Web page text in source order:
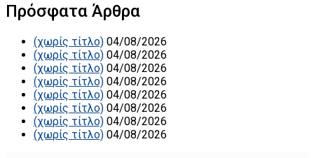
Πρόσφατα Άρθρα
(χωρίς τίτλο) 04/08/2026
(χωρίς τίτλο) 04/08/2026
(χωρίς τίτλο) 04/08/2026
(χωρίς τίτλο) 04/08/2026
(χωρίς τίτλο) 04/08/2026
(χωρίς τίτλο) 04/08/2026
(χωρίς τίτλο) 04/08/2026
(χωρίς τίτλο) 04/08/2026